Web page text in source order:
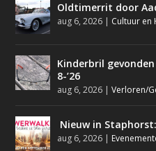
Oldtimerrit door
aug 6, 2026 | Cultuur en
Kinderbril
8-’26
aug 6, 2026 |Verloren/
Nieuw in
aug 6, 2026 |